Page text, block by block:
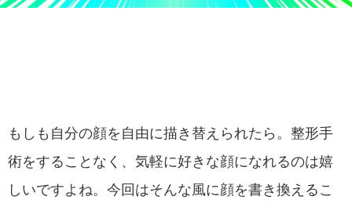
もしも自分の顔を自由に描き替えられたら。整形手
術をすることなく、気軽に好きな顔になれるのは嬉
しいですよね。今回はそんな風に顔を書き換えるこ